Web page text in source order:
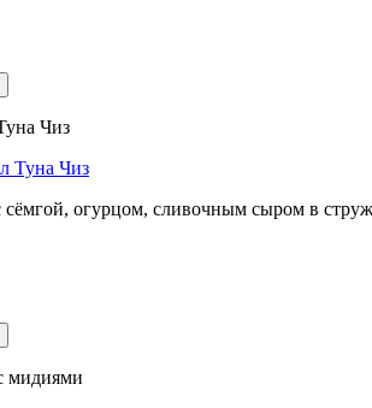
Чиз
сёмгой, огурцом, сливочным сыром в
мидиями